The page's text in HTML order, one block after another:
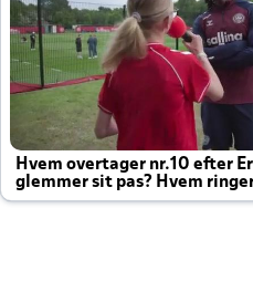
Hvem overtager nr.10 efter
glemmer sit pas? Hvem
altid til efter kampe?